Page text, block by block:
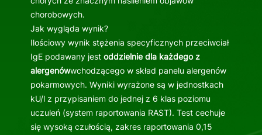
chorobowych.
Jak wygląda wynik?
Ilościowy wynik stężenia specyficznych przeciwciał
IgE podawany jest oddzielnie dla każdego z
alergenówwchodzącego w skład panelu alergenów
pokarmowych. Wyniki wyrażone są w jednostkach
kU/l z przypisaniem do jednej z 6 klas poziomu
uczuleń (system raportowania RAST). Test cechuje
się wysoką czułością, zakres raportowania 0,15